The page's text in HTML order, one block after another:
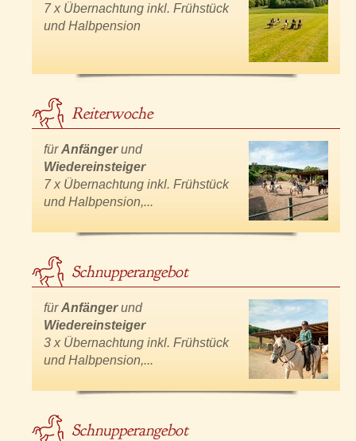
7 x Übernachtung inkl. Frühstück
und Halbpension
Reiterwoche
fürAnfängerund
Wiedereinsteiger
7 x Übernachtung inkl. Frühstück
und Halbpension,...
Schnupperangebot
fürAnfängerund
Wiedereinsteiger
3 x Übernachtung inkl. Frühstück
und Halbpension,...
Schnupperangebot